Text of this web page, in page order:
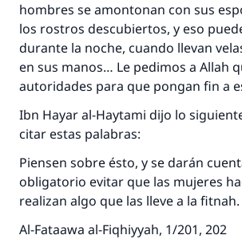
hombres se amontonan con sus
los rostros descubiertos, y eso
durante la noche, cuando llevan
en sus manos… Le pedimos a Allah
autoridades para que pongan fin a
Ibn Hayar al-Haytami dijo lo
citar estas palabras:
Piensen sobre ésto, y se darán
obligatorio evitar que las mujeres
realizan algo que las lleve a la fitnah.
Al-Fataawa al-Fiqhiyyah, 1/201, 202